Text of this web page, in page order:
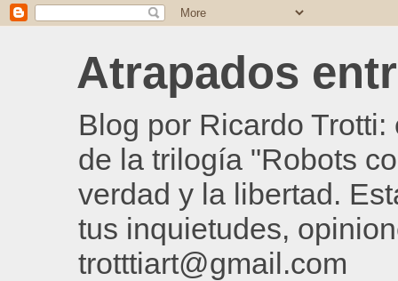
Atrapados
Blog por Ricardo
de la trilogía "Robots
verdad y la libertad.
tus inquietudes,
trotttiart@gmail.com